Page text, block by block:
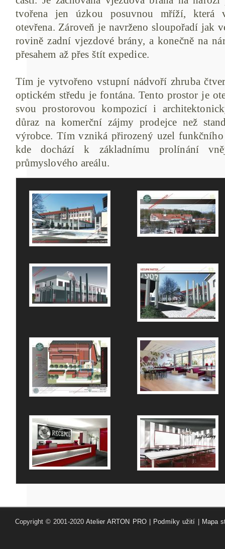
tvořena jen úzkou posuvnou mříží, která
otevřena. Zároveň je navrženo sloupořadí jak
rovině zadní vjezdové brány, a konečně na
přesahem až přes štít expedice.
Tím je vytvořeno vstupní nádvoří zhruba
optickém středu je fontána. Tento prostor je
svou prostorovou kompozicí i
důraz na komerční zájmy prodejce než
výrobce. Tím vzniká přirozený uzel
kde dochází k základnímu prolínání
průmyslového areálu.
Copyright © 2001-2020Atelier ARTON PRO| Podmíky užití Mapa